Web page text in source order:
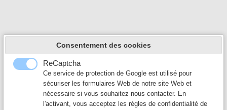
▼
Périphérique▼
Consentement des cookies
ReCaptcha
Ce service de protection de Google est utilisé pour
sécuriser les formulaires Web de notre site Web et
nécessaire si vous souhaitez nous contacter. En
l'activant, vous acceptez les règles de confidentialité de